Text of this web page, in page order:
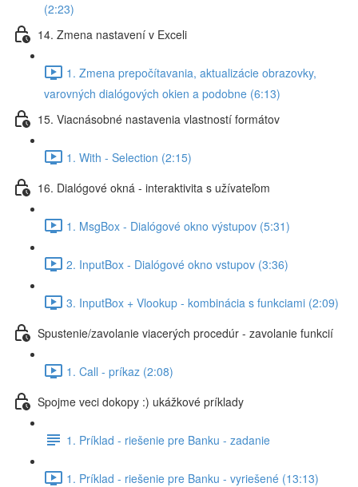
(2:23)
14. Zmena nastavení v Exceli
1. Zmena prepočítavania, aktualizácie obrazovky,
varovných dialógových okien a podobne (6:13)
15. Viacnásobné nastavenia vlastností formátov
1. With - Selection (2:15)
16. Dialógové okná - interaktivita s užívateľom
1. MsgBox - Dialógové okno výstupov (5:31)
2. InputBox - Dialógové okno vstupov (3:36)
3. InputBox + Vlookup - kombinácia s funkciami (2:09)
Spustenie/zavolanie viacerých procedúr - zavolanie funkcií
1. Call - príkaz (2:08)
Spojme veci dokopy :) ukážkové príklady
1. Príklad - riešenie pre Banku - zadanie
1. Príklad - riešenie pre Banku - vyriešené (13:13)